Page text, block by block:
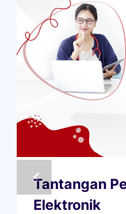
Tantangan
Elektronik